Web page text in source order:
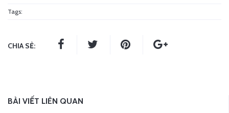
Tags:
CHIA SẺ:
BÀI VIẾT LIÊN QUAN